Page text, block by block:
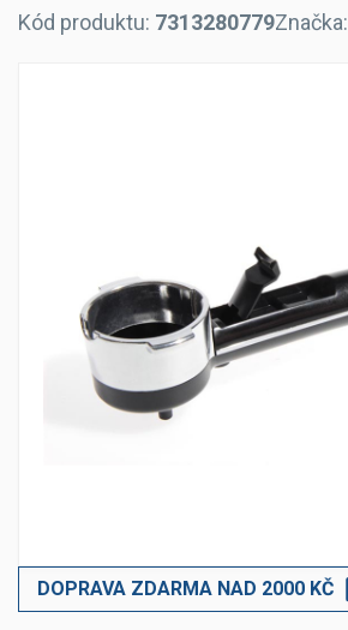
Kód produktu: 7313280779Značka:
DOPRAVA ZDARMA NAD 2000 KČ